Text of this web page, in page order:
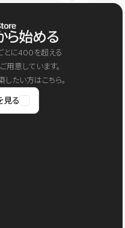
ら始める
とに400を超える
用意しています。
たい方はこちら。
見る